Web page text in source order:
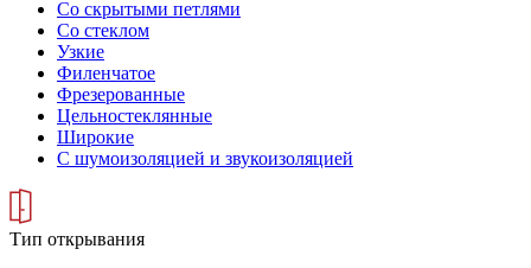
Со скрытыми петлями
Со стеклом
Узкие
Филенчатое
Фрезерованные
Цельностеклянные
Широкие
С шумоизоляцией и звукоизоляцией
Тип открывания